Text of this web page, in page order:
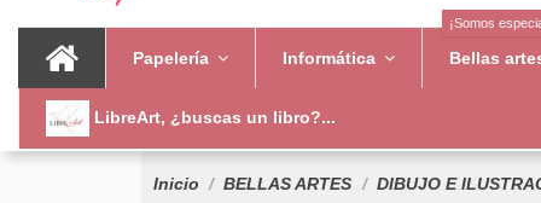
Papelería Informática Bellas
¡Somos
LibreArt, ¿buscas un libro?...
Inicio BELLAS ARTES DIBUJO E